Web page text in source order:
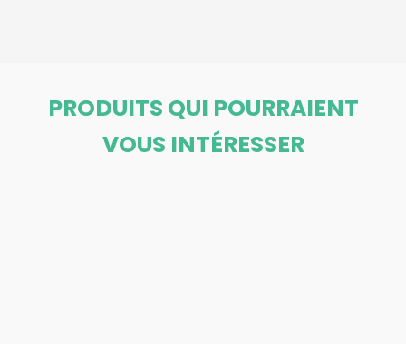
PRODUITS QUI POURRAIENT
VOUS INTÉRESSER